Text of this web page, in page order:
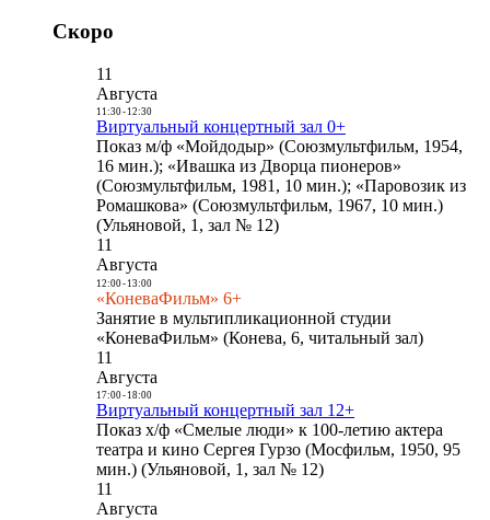
Скоро
11
Августа
11:30- 12:30
Виртуальный концертный зал 0+
Показ м/ф «Мойдодыр» (Союзмультфильм, 1954,
16 мин.); «Ивашка из Дворца пионеров»
(Союзмультфильм, 1981, 10 мин.); «Паровозик из
Ромашкова» (Союзмультфильм, 1967, 10 мин.)
(Ульяновой, 1, зал № 12)
11
Августа
12:00- 13:00
«КоневаФильм» 6+
Занятие в мультипликационной студии
«КоневаФильм» (Конева, 6, читальный зал)
11
Августа
17:00- 18:00
Виртуальный концертный зал 12+
Показ х/ф «Смелые люди» к 100-летию актера
театра и кино Сергея Гурзо (Мосфильм, 1950, 95
мин.) (Ульяновой, 1, зал № 12)
11
Августа